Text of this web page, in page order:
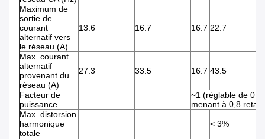
Maximum de
sortie de
courant
alternatif vers
le réseau (A)
13.6 16.7 16.7 22.7
Max. courant
alternatif
provenant du
réseau (A)
27.3 33.5 16.7 43.5
Facteur de
puissance
~1 (réglable de 0,8
menant à 0,8
Max. distorsion
harmonique
totale
< 3%